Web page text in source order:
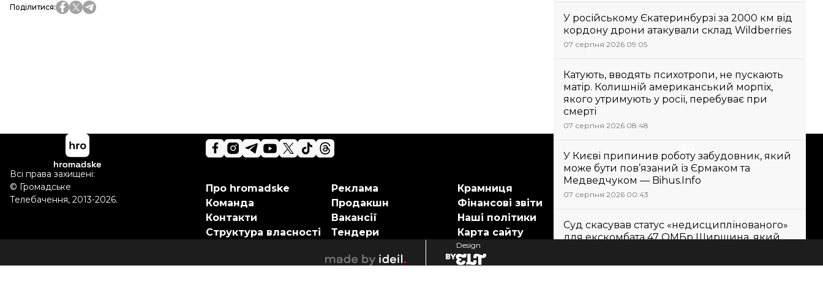
Поділитися:
У російському Єкатеринбурзі за 2000 км від
кордону дрони атакували склад Wildberries
07 серпня 2026 09:05
Катують, вводять психотропи, не пускають
матір. Колишній американський морпіх,
якого утримують у росії, перебуває при
смерті
07 серпня 2026 08:48
У Києві припинив роботу забудовник, який
може бути пов’язаний із Єрмаком та
Медведчуком — Bihus.Info
07 серпня 2026 00:43
Суд скасував статус «недисциплінованого»
для екскомбата 47 ОМБр Ширшина, який
07 серпня 2026 10:12
Підтримати
завдяки тобі. Будь нашим
другом
Про hromadske
Команда
Контакти
Структура власності
Реклама
Продакшн
Вакансії
Тендери
Крамниця
Фінансові звіти
Наші політики
Карта сайту
Всі права захищені:
© Громадське
Телебачення, 2013-2026.
ideil
Design
elt